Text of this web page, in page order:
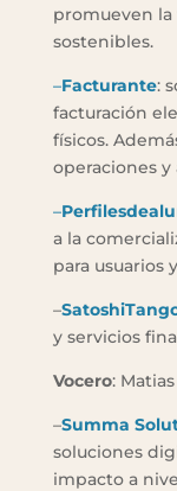
promueven
sostenibles.
–Facturante:
facturación
físicos.
operaciones
–
a la
para usuarios
–
y servicios
Vocero:
–Summa
soluciones
impacto a